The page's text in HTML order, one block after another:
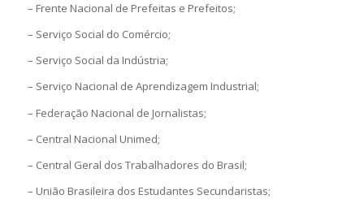
– Frente Nacional de Prefeitas e Prefeitos;
– Serviço Social do Comércio;
– Serviço Social da Indústria;
– Serviço Nacional de Aprendizagem Industrial;
– Federação Nacional de Jornalistas;
– Central Nacional Unimed;
– Central Geral dos Trabalhadores do Brasil;
– União Brasileira dos Estudantes Secundaristas;